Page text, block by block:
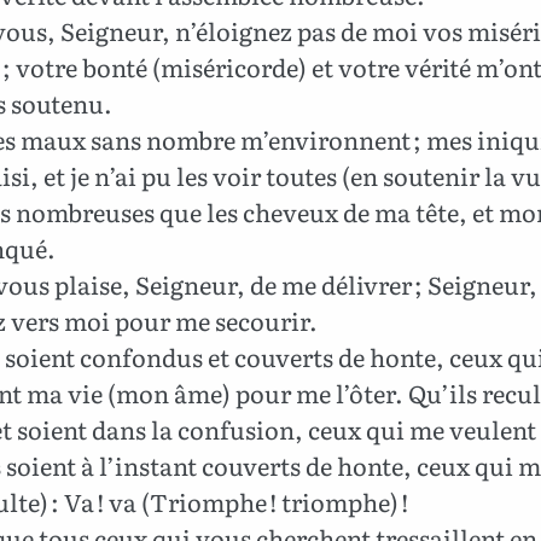
Seigneur, n’éloignez pas de moi vos
votre bonté (miséricorde) et votre vérité m’ont
maux sans nombre m’environnent ; mes
et je n’ai pu les voir toutes (en soutenir la
nombreuses que les cheveux de ma tête, et
plaise, Seigneur, de me délivrer ; Seigneur,
vers moi pour me secourir.
confondus et couverts de honte, ceux
ma vie (mon âme) pour me l’ôter. Qu’ils
soient dans la confusion, ceux qui me
à l’instant couverts de honte, ceux qui
: Va ! va (Triomphe ! triomphe) !